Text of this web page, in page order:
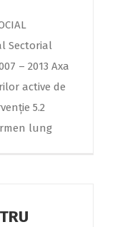
Sectorial
– 2013 Axa
active de
5.2
lung